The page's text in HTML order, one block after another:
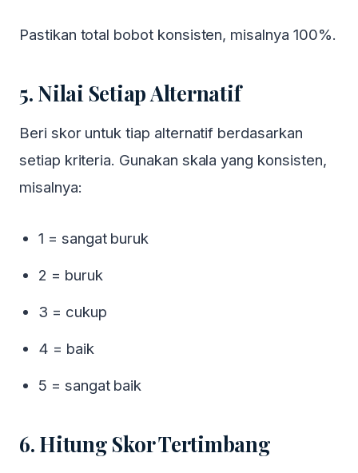
Pastikan total bobot konsisten, misalnya 100%.
5. Nilai Setiap Alternatif
Beri skor untuk tiap alternatif berdasarkan
setiap kriteria. Gunakan skala yang konsisten,
misalnya:
1 = sangat buruk
2 = buruk
3 = cukup
4 = baik
5 = sangat baik
6. Hitung Skor Tertimbang